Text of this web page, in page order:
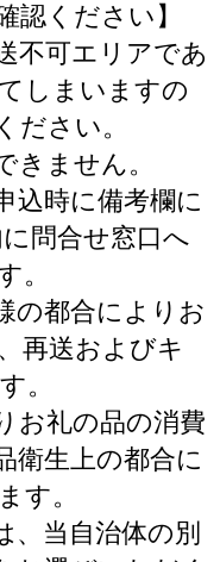
認ください】
不可エリアであ
しまいますの
ださい。
きません。
込時に備考欄に
問合せ窓口へ
。
の都合によりお
再送およびキ
。
お礼の品の消費
衛生上の都合に
す。
、当自治体の別